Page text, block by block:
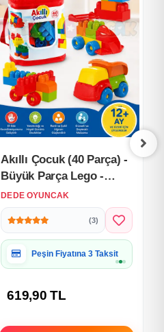
Akıllı Çocuk (40 Parça) -
Büyük Parça Lego -
Lego Setleri - Bloklar -
Bebek Lego
DEDE OYUNCAK
(3)
Hediye Paketine Uygun
619,90 TL